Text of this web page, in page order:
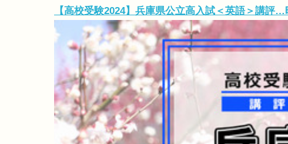
【高校受験2024】兵庫県公立高入試＜英語＞講評